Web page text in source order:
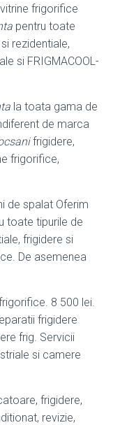
frigorifice
pentru toate
rezidentiale,
si FRIGMACOOL-
la toata gama de
de marca
frigidere,
frigorifice,
de spalat Oferim
toate tipurile de
frigidere si
De asemenea
8 500 lei.
frigidere
frig. Servicii
si camere
frigidere,
revizie,